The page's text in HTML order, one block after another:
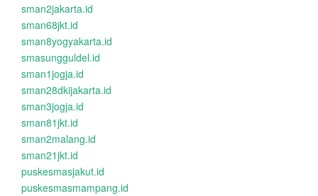
sman2jakarta.id
sman68jkt.id
sman8yogyakarta.id
smasungguldel.id
sman1jogja.id
sman28dkijakarta.id
sman3jogja.id
sman81jkt.id
sman2malang.id
sman21jkt.id
puskesmasjakut.id
puskesmasmampang.id